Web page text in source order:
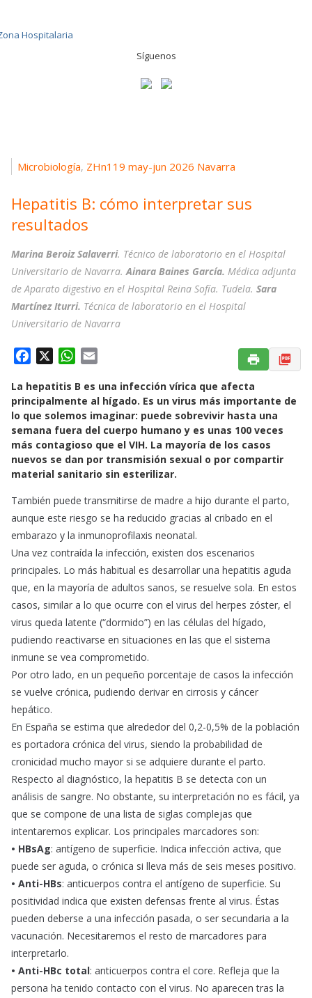
Síguenos
Microbiología, ZHn119 may-jun 2026 Navarra
Hepatitis B: cómo interpretar sus
resultados
Marina Beroiz Salaverri. Técnico de laboratorio en el Hospital
Universitario de Navarra.Ainara Baines García. Médica adjunta
de Aparato digestivo en el Hospital Reina Sofía. Tudela. Sara
Martínez Iturri. Técnica de laboratorio en el Hospital
Universitario de Navarra
c
e
b
o
o
k
W
a
t
s
A
p
p
a
i
l
La hepatitis B es una infección vírica que afecta
principalmente al hígado. Es un virus más importante de
lo que solemos imaginar: puede sobrevivir hasta una
semana fuera del cuerpo humano y es unas 100 veces
más contagioso que el VIH. La mayoría de los casos
nuevos se dan por transmisión sexual o por compartir
material sanitario sin esterilizar.
También puede transmitirse de madre a hijo durante el parto,
aunque este riesgo se ha reducido gracias al cribado en el
embarazo y la inmunoprofilaxis neonatal.
Una vez contraída la infección, existen dos escenarios
principales. Lo más habitual es desarrollar una hepatitis aguda
que, en la mayoría de adultos sanos, se resuelve sola. En estos
casos, similar a lo que ocurre con el virus del herpes zóster, el
virus queda latente (“dormido”) en las células del hígado,
pudiendo reactivarse en situaciones en las que el sistema
inmune se vea comprometido.
Por otro lado, en un pequeño porcentaje de casos la infección
se vuelve crónica, pudiendo derivar en cirrosis y cáncer
hepático.
En España se estima que alrededor del 0,2-0,5% de la población
es portadora crónica del virus, siendo la probabilidad de
cronicidad mucho mayor si se adquiere durante el parto.
Respecto al diagnóstico, la hepatitis B se detecta con un
análisis de sangre. No obstante, su interpretación no es fácil, ya
que se compone de una lista de siglas complejas que
intentaremos explicar. Los principales marcadores son:
• HBsAg: antígeno de superficie. Indica infección activa, que
puede ser aguda, o crónica si lleva más de seis meses positivo.
• Anti-HBs: anticuerpos contra el antígeno de superficie. Su
positividad indica que existen defensas frente al virus. Éstas
pueden deberse a una infección pasada, o ser secundaria a la
vacunación. Necesitaremos el resto de marcadores para
interpretarlo.
• Anti-HBc total: anticuerpos contra el core. Refleja que la
persona ha tenido contacto con el virus. No aparecen tras la